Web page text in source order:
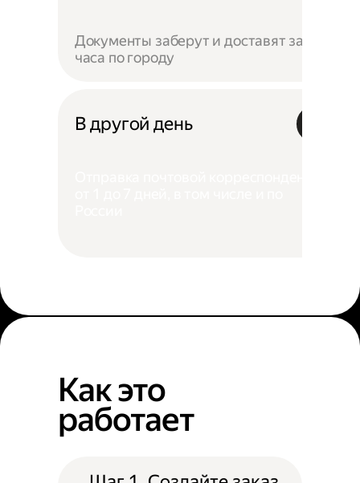
Документы заберут и доставят за 4
часа по городу
В другой день
Как это
работает